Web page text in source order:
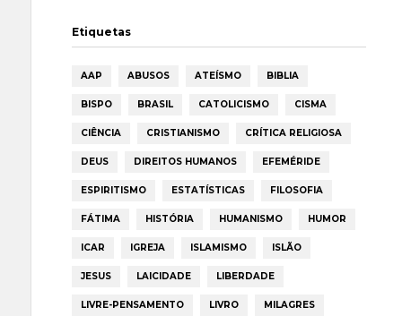
Etiquetas
AAP ABUSOS ATEÍSMO BIBLIA
BISPO BRASIL CATOLICISMO CISMA
CIÊNCIA CRISTIANISMO CRÍTICA RELIGIOSA
DEUS DIREITOS HUMANOS EFEMÉRIDE
ESPIRITISMO ESTATÍSTICAS FILOSOFIA
FÁTIMA HISTÓRIA HUMANISMO HUMOR
ICAR IGREJA ISLAMISMO ISLÃO
JESUS LAICIDADE LIBERDADE
LIVRE-PENSAMENTO LIVRO MILAGRES